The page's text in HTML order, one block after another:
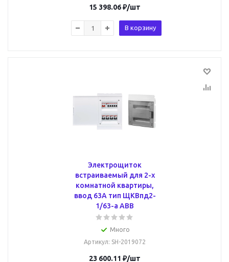
15 398.06₽/шт
В корзину
Электрощиток
встраиваемый для 2-х
комнатной квартиры,
ввод 63А тип ЩКВпд2-
1/63-a ABB
Много
Артикул: SH-2019072
23 600.11 ₽/шт